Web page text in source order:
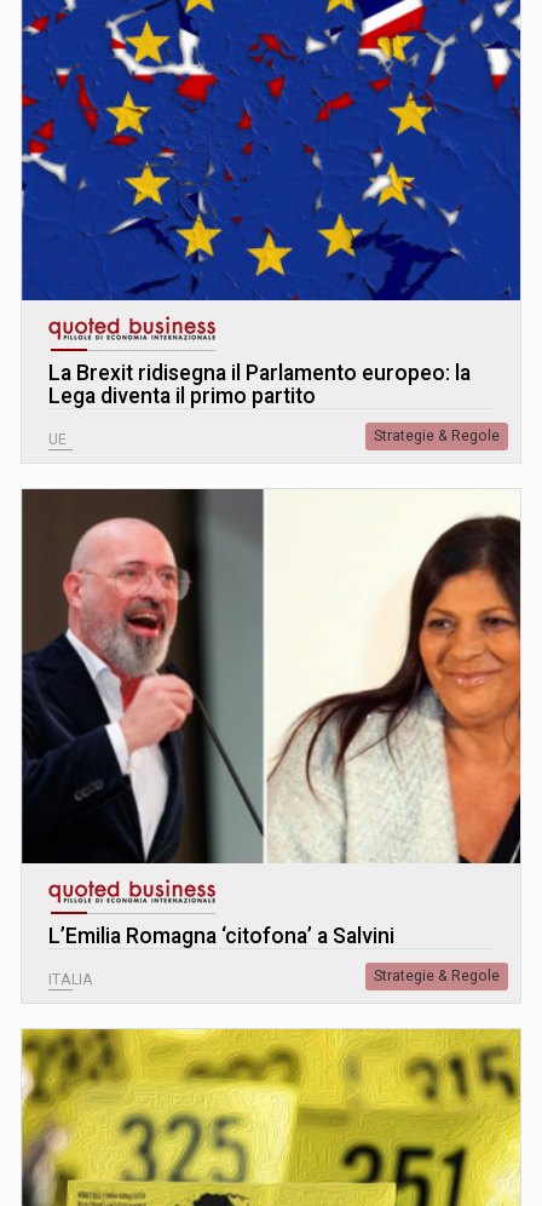
La Brexit ridisegna il Parlamento europeo: la
Lega diventa il primo partito
UE Strategie & Regole
L’Emilia Romagna ‘citofona’ a Salvini
ITALIA Strategie & Regole